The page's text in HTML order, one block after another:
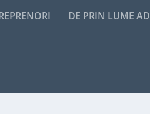
DE PRIN LUME